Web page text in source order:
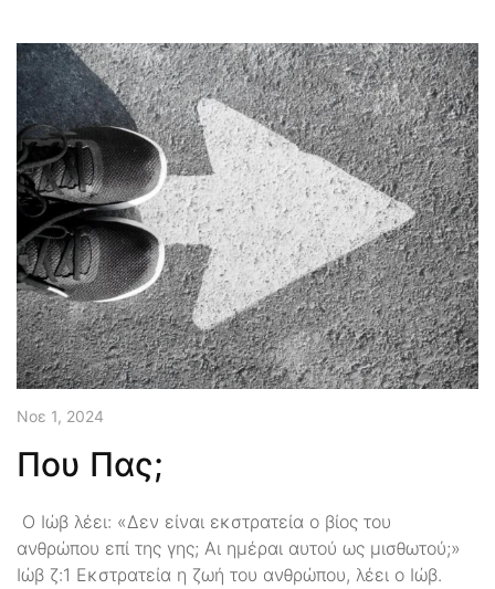
Νοε 1, 2024
Που Πας;
Ο Ιώβ λέει: «Δεν είναι εκστρατεία ο βίος του
ανθρώπου επί της γης; Αι ημέραι αυτού ως μισθωτού;»
Ιώβ ζ:1 Εκστρατεία η ζωή του ανθρώπου, λέει ο Ιώβ.